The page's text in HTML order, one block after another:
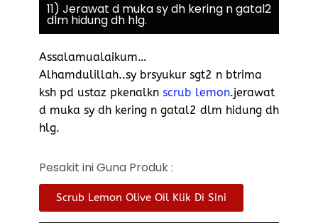
11) Jerawat d muka sy dh kering n gatal2
dlm hidung dh hlg.
Assalamualaikum…
Alhamdulillah..sy brsyukur sgt2 n btrima
ksh pd ustaz pkenalkn scrub lemon.jerawat
d muka sy dh kering n gatal2 dlm hidung dh
hlg.
Pesakit ini Guna Produk :
Scrub Lemon Olive Oil Klik Di Sini